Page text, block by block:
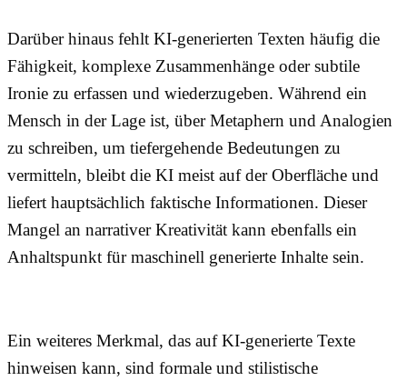
Darüber hinaus fehlt KI-generierten Texten häufig die
Fähigkeit, komplexe Zusammenhänge oder subtile
Ironie zu erfassen und wiederzugeben. Während ein
Mensch in der Lage ist, über Metaphern und Analogien
zu schreiben, um tiefergehende Bedeutungen zu
vermitteln, bleibt die KI meist auf der Oberfläche und
liefert hauptsächlich faktische Informationen. Dieser
Mangel an narrativer Kreativität kann ebenfalls ein
Anhaltspunkt für maschinell generierte Inhalte sein.
Ein weiteres Merkmal, das auf KI-generierte Texte
hinweisen kann, sind formale und stilistische